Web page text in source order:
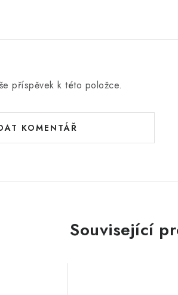
příspěvek k této položce.
KOMENTÁŘ
Související